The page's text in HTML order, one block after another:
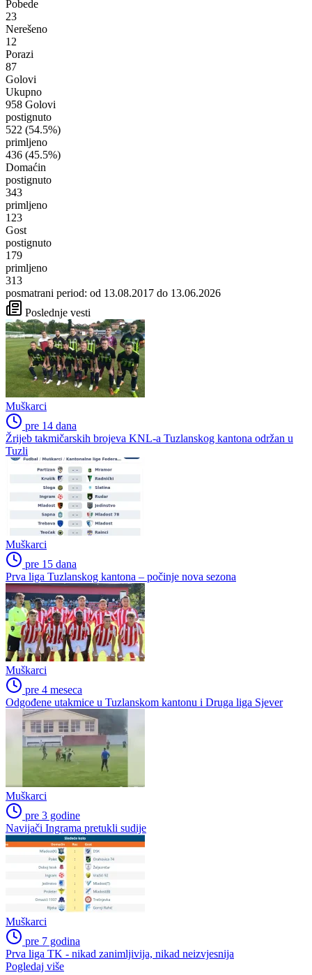
Pobede
23
Nerešeno
12
Porazi
87
Golovi
Ukupno
958 Golovi
postignuto
522 (54.5%)
primljeno
436 (45.5%)
Domaćin
postignuto
343
primljeno
123
Gost
postignuto
179
primljeno
313
posmatrani period: od 13.08.2017 do 13.06.2026
Poslednje vesti
Muškarci
pre 14 dana
Žrijeb takmičarskih brojeva KNL-a Tuzlanskog kantona održan u
Tuzli
Muškarci
pre 15 dana
Prva liga Tuzlanskog kantona – počinje nova sezona
Muškarci
pre 4 meseca
Odgođene utakmice u Tuzlanskom kantonu i Druga liga Sjever
Muškarci
pre 3 godine
Navijači Ingrama pretukli sudije
Muškarci
pre 7 godina
Prva liga TK - nikad zanimljivija, nikad neizvjesnija
Pogledaj više